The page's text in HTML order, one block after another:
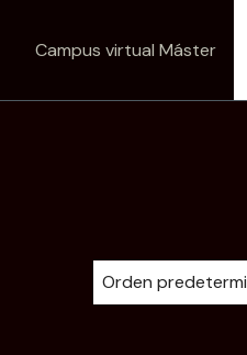
Campus virtual Máster